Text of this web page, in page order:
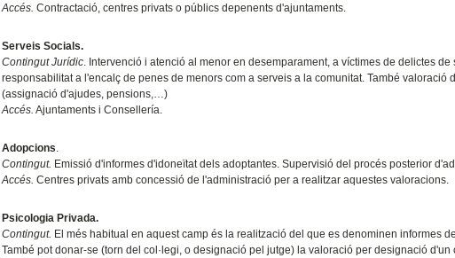
Accés. Contractació, centres privats o públics depenents d'ajuntaments.
Serveis Socials.
Contingut Jurídic. Intervenció i atenció al menor en desemparament, a víctimes de delictes
responsabilitat a l'encalç de penes de menors com a serveis a la comunitat. També
(assignació d'ajudes, pensions,…)
Accés. Ajuntaments i Consellería.
Adopcions.
Contingut. Emissió d'informes d'idoneïtat dels adoptantes. Supervisió del procés posterior
Accés. Centres privats amb concessió de l'administració per a realitzar aquestes valoracions.
Psicologia Privada.
Contingut. El més habitual en aquest camp és la realització del que es denominen informes
També pot donar-se (torn del col·legi, o designació pel jutge) la valoració per designació